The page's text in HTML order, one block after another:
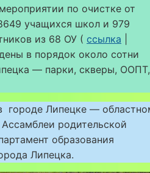
по очистке от
учащихся школ и 979
из 68 ОУ ( ссылка
в порядок около сотни
— парки, скверы, ООПТ,
городе Липецке —
родительской
образования
Липецка.